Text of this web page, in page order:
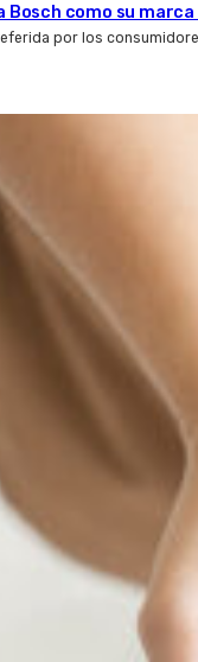
Bosch como su
por los